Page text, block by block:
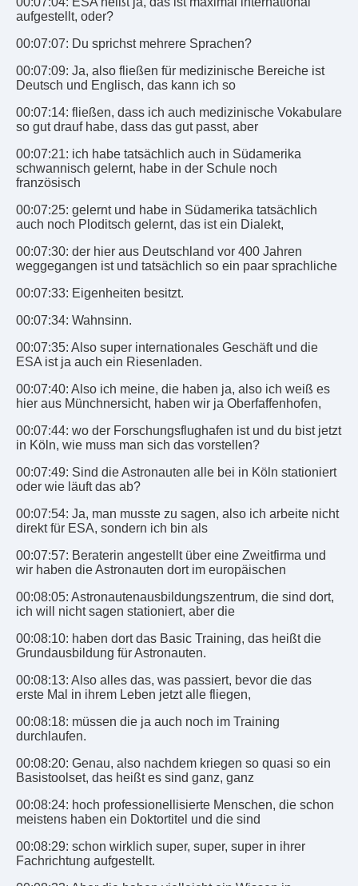
aufgestellt, oder?
00:07:07: Du sprichst mehrere Sprachen?
00:07:09: Ja, also fließen für medizinische Bereiche ist
Deutsch und Englisch, das kann ich so
00:07:14: fließen, dass ich auch medizinische Vokabulare
so gut drauf habe, dass das gut passt, aber
00:07:21: ich habe tatsächlich auch in Südamerika
schwannisch gelernt, habe in der Schule noch
französisch
00:07:25: gelernt und habe in Südamerika tatsächlich
auch noch Ploditsch gelernt, das ist ein Dialekt,
00:07:30: der hier aus Deutschland vor 400 Jahren
weggegangen ist und tatsächlich so ein paar sprachliche
00:07:33: Eigenheiten besitzt.
00:07:34: Wahnsinn.
00:07:35: Also super internationales Geschäft und die
ESA ist ja auch ein Riesenladen.
00:07:40: Also ich meine, die haben ja, also ich weiß es
hier aus Münchnersicht, haben wir ja Oberfaffenhofen,
00:07:44: wo der Forschungsflughafen ist und du bist jetzt
in Köln, wie muss man sich das vorstellen?
00:07:49: Sind die Astronauten alle bei in Köln stationiert
oder wie läuft das ab?
00:07:54: Ja, man musste zu sagen, also ich arbeite nicht
direkt für ESA, sondern ich bin als
00:07:57: Beraterin angestellt über eine Zweitfirma und
wir haben die Astronauten dort im europäischen
00:08:05: Astronautenausbildungszentrum, die sind dort,
ich will nicht sagen stationiert, aber die
00:08:10: haben dort das Basic Training, das heißt die
Grundausbildung für Astronauten.
00:08:13: Also alles das, was passiert, bevor die das
erste Mal in ihrem Leben jetzt alle fliegen,
00:08:18: müssen die ja auch noch im Training
durchlaufen.
00:08:20: Genau, also nachdem kriegen so quasi so ein
Basistoolset, das heißt es sind ganz, ganz
00:08:24: hoch professionellisierte Menschen, die schon
meistens haben ein Doktortitel und die sind
00:08:29: schon wirklich super, super, super in ihrer
Fachrichtung aufgestellt.